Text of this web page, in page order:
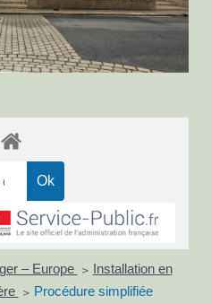
– Europe > Installation en
> Procédure simplifiée